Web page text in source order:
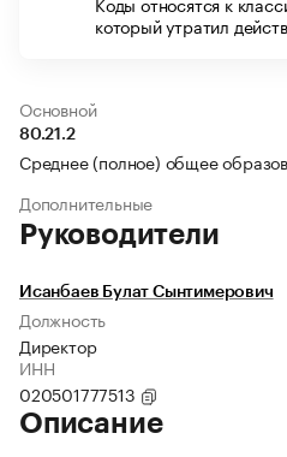
который утратил
Основной
80.21.2
Среднее (полное) общее
Дополнительные
Руководители
Исанбаев Булат Сынтимерович
Должность
Директор
ИНН
020501777513
Описание